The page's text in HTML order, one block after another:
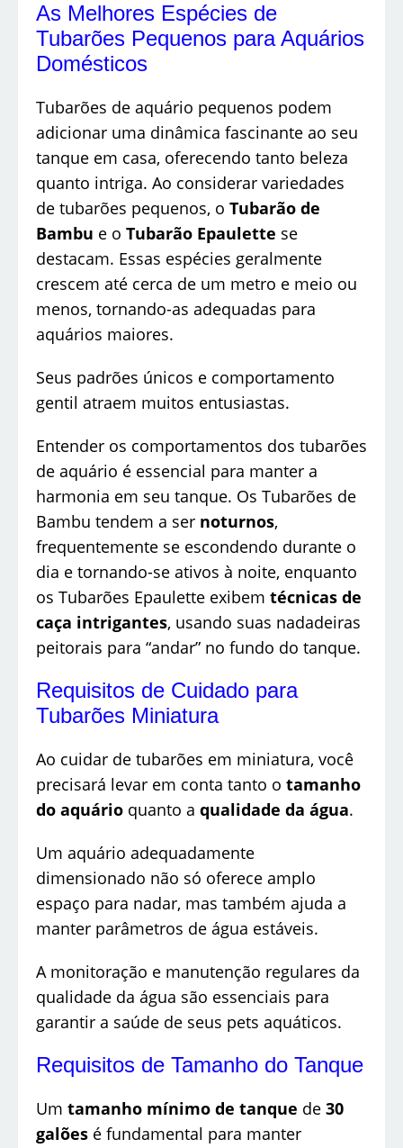
As Melhores Espécies de
Tubarões Pequenos para Aquários
Domésticos
Tubarões de aquário pequenos podem
adicionar uma dinâmica fascinante ao seu
tanque em casa, oferecendo tanto beleza
quanto intriga. Ao considerar variedades
de tubarões pequenos, o Tubarão de
Bambu e o Tubarão Epaulette se
destacam. Essas espécies geralmente
crescem até cerca de um metro e meio ou
menos, tornando-as adequadas para
aquários maiores.
Seus padrões únicos e comportamento
gentil atraem muitos entusiastas.
Entender os comportamentos dos tubarões
de aquário é essencial para manter a
harmonia em seu tanque. Os Tubarões de
Bambu tendem a ser noturnos,
frequentemente se escondendo durante o
dia e tornando-se ativos à noite, enquanto
os Tubarões Epaulette exibem técnicas de
caça intrigantes, usando suas nadadeiras
peitorais para “andar” no fundo do tanque.
Requisitos de Cuidado para
Tubarões Miniatura
Ao cuidar de tubarões em miniatura, você
precisará levar em conta tanto o tamanho
do aquário quanto a qualidade da água.
Um aquário adequadamente
dimensionado não só oferece amplo
espaço para nadar, mas também ajuda a
manter parâmetros de água estáveis.
A monitoração e manutenção regulares da
qualidade da água são essenciais para
garantir a saúde de seus pets aquáticos.
Requisitos de Tamanho do Tanque
Um tamanho mínimo de tanque de 30
galões é fundamental para manter